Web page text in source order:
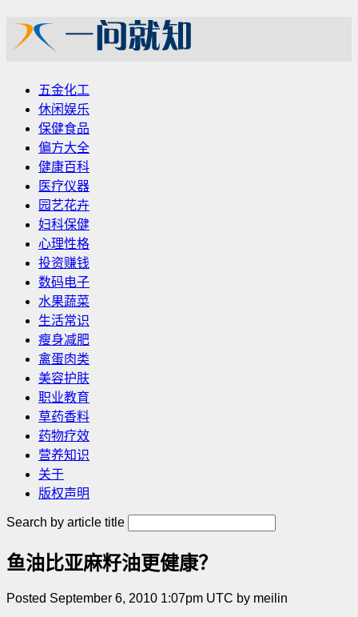
五金化工
休闲娱乐
保健食品
偏方大全
健康百科
医疗仪器
园艺花卉
妇科保健
心理性格
投资赚钱
数码电子
水果蔬菜
生活常识
瘦身减肥
禽蛋肉类
美容护肤
职业教育
草药香料
药物疗效
营养知识
关于
版权声明
Search by article title
鱼油比亚麻籽油更健康？
Posted September 6, 2010 1:07pm UTC by meilin